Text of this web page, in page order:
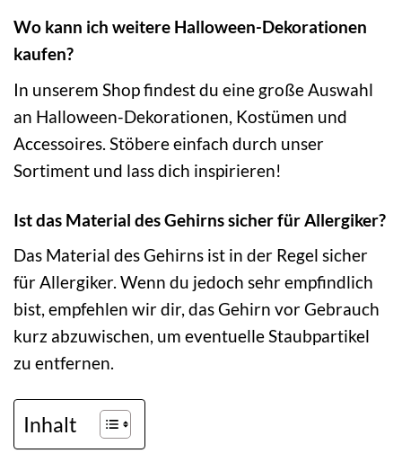
Wo kann ich weitere Halloween-Dekorationen
kaufen?
In unserem Shop findest du eine große Auswahl
an Halloween-Dekorationen, Kostümen und
Accessoires. Stöbere einfach durch unser
Sortiment und lass dich inspirieren!
Ist das Material des Gehirns sicher für Allergiker?
Das Material des Gehirns ist in der Regel sicher
für Allergiker. Wenn du jedoch sehr empfindlich
bist, empfehlen wir dir, das Gehirn vor Gebrauch
kurz abzuwischen, um eventuelle Staubpartikel
zu entfernen.
Inhalt